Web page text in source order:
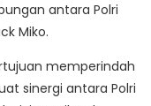
antara Polri
Miko.
memperindah
sinergi antara Polri